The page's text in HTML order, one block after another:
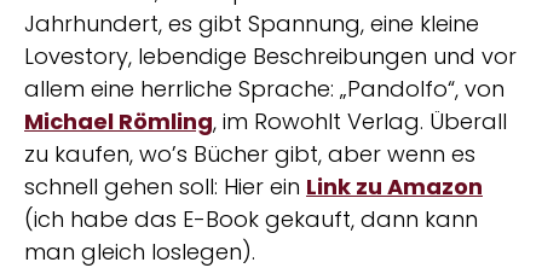
Jahrhundert, es gibt Spannung, eine kleine
Lovestory, lebendige Beschreibungen und vor
allem eine herrliche Sprache: „Pandolfo“, von
Michael Römling, im Rowohlt Verlag. Überall
zu kaufen, wo’s Bücher gibt, aber wenn es
schnell gehen soll: Hier ein Link zu Amazon
(ich habe das E-Book gekauft, dann kann
man gleich loslegen).